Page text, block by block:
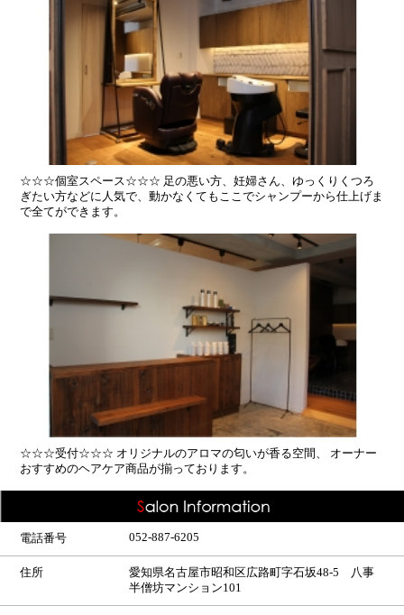
☆☆☆個室スペース☆☆☆ 足の悪い方、妊婦さん、ゆっくりくつろ
ぎたい方などに人気で、動かなくてもここでシャンプーから仕上げま
で全てができます。
☆☆☆受付☆☆☆ オリジナルのアロマの匂いが香る空間、 オーナー
おすすめのヘアケア商品が揃っております。
電話番号 052-887-6205
住所
愛知県名古屋市昭和区広路町字石坂48-5 八事
半僧坊マンション101